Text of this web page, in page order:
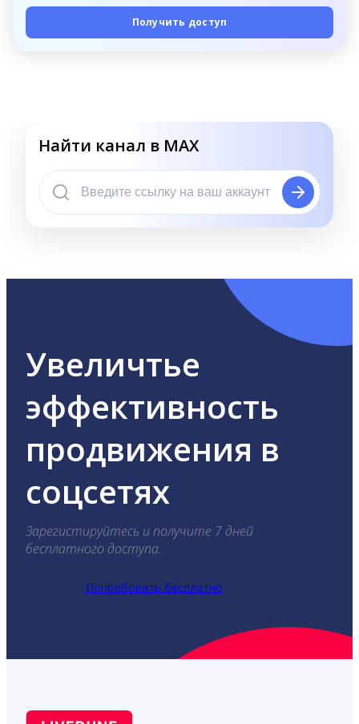
Получить доступ
Найти канал в MAX
Увеличтье
эффективность
продвижения в
соцсетях
Зарегистируйтесь и получите 7 дней
бесплатного доступа.
Попробовать бесплатно